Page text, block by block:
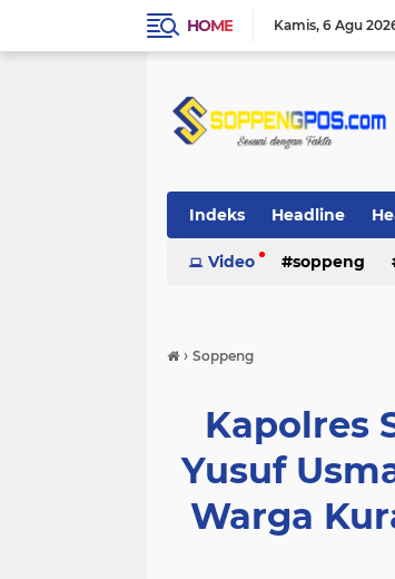
HOME Kamis 6 Agu
Indeks Headline
Video soppeng
› Soppeng
Kapolres
Yusuf
Warga